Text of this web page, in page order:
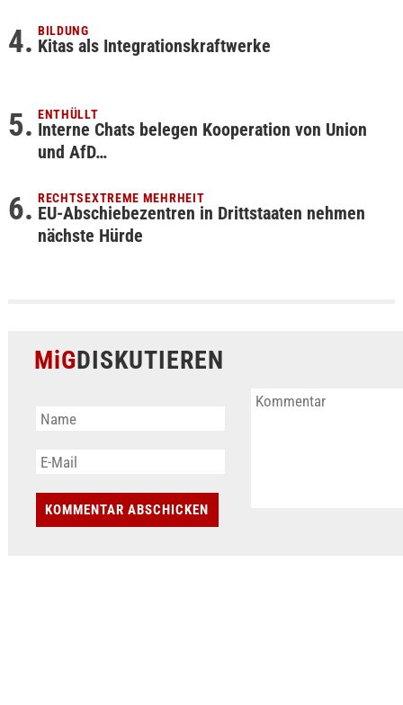
BILDUNG
Kitas als Integrationskraftwerke
ENTHÜLLT
Interne Chats belegen Kooperation von Union
und AfD…
RECHTSEXTREME MEHRHEIT
EU-Abschiebezentren in Drittstaaten nehmen
nächste Hürde
MiGDISKUTIEREN